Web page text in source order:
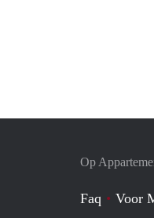
Op
Faq Voor